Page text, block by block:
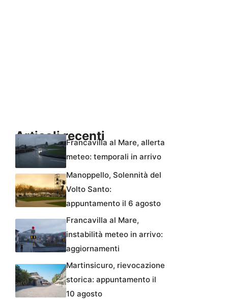
Articoli recentiFrancavilla al Mare, allerta
meteo: temporali in arrivo
Manoppello, Solennità del
Volto Santo:
appuntamento il 6 agosto
Francavilla al Mare,
instabilità meteo in arrivo:
aggiornamenti
Martinsicuro, rievocazione
storica: appuntamento il
10 agosto